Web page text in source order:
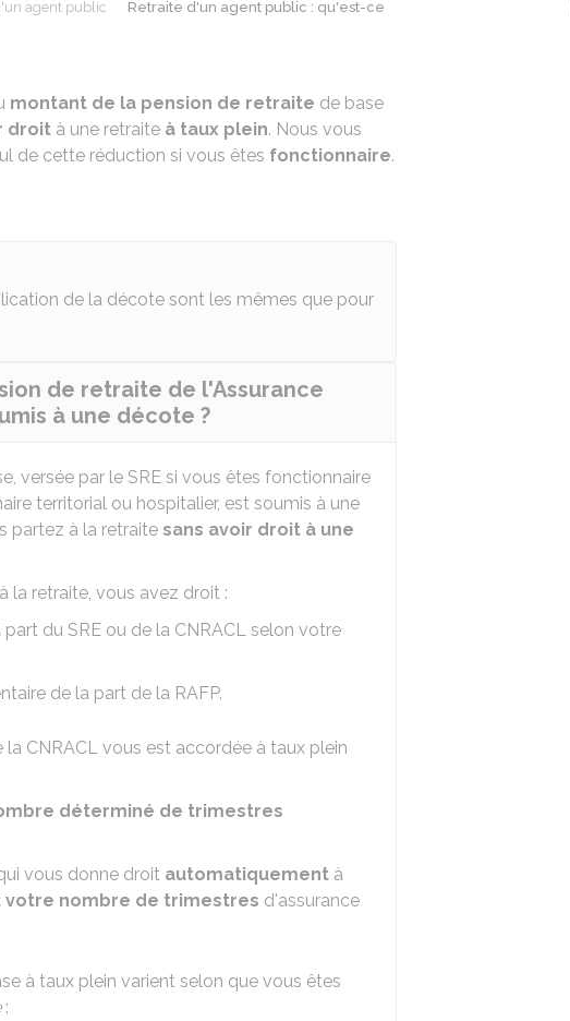
agent public
Retraite d'un agent public : qu'est-ce
montant de la pension de retraite de base
droit à une retraite à taux plein. Nous vous
de cette réduction si vous êtes fonctionnaire.
de la décote sont les mêmes que pour
de retraite de l'Assurance
à une décote ?
versée par le SRE si vous êtes fonctionnaire
territorial ou hospitalier, est soumis à une
partez à la retraite sans avoir droit à une
la retraite, vous avez droit :
du SRE ou de la CNRACL selon votre
de la part de la RAFP.
CNRACL vous est accordée à taux plein
déterminé de trimestres
vous donne droit automatiquement à
votre nombre de trimestres d'assurance
à taux plein varient selon que vous êtes
: